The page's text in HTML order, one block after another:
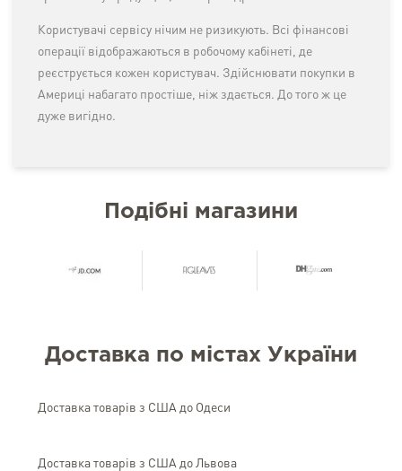
Користувачі сервісу нічим не ризикують. Всі фінансові
операції відображаються в робочому кабінеті, де
реєструється кожен користувач. Здійснювати покупки в
Америці набагато простіше, ніж здається. До того ж це
дуже вигідно.
Подібні магазини
Доставка по містах України
Доставка товарів з США до Одеси
Доставка товарів з США до Львова